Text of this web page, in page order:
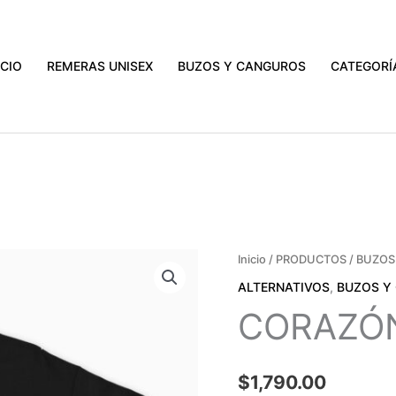
REMERAS UNISEX BUZOS Y CANGUROS
Inicio / PRODUCTOS/
ALTERNATIVOS, BUZOS Y
$1,790.00
CORAZÓN
CARA